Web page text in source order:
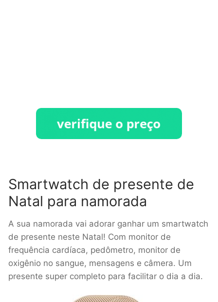
Smartwatch de presente de
Natal para namorada
A sua namorada vai adorar ganhar um smartwatch
de presente neste Natal! Com monitor de
frequência cardíaca, pedômetro, monitor de
oxigênio no sangue, mensagens e câmera. Um
presente super completo para facilitar o dia a dia.